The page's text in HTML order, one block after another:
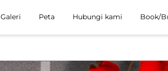
Galeri Peta Hubungi kami Book/